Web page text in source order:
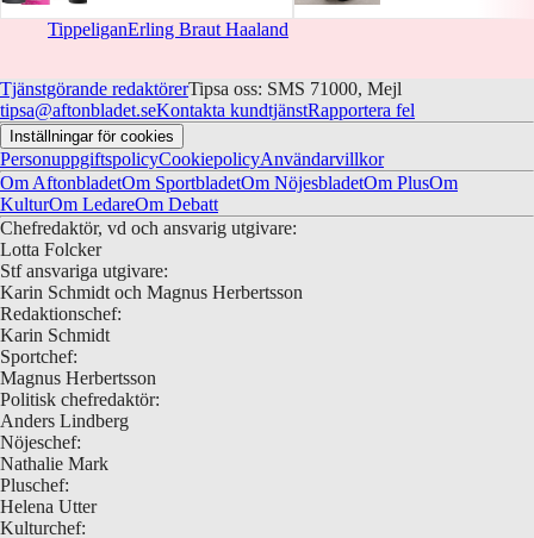
TippeliganErling Braut Haaland
Tjänstgörande redaktörerTipsa oss: SMS 71000, Mejl
tipsa@aftonbladet.seKontakta kundtjänstRapportera fel
Inställningar för cookies
PersonuppgiftspolicyCookiepolicyAnvändarvillkor
Om AftonbladetOm SportbladetOm NöjesbladetOm PlusOm
KulturOm LedareOm Debatt
Chefredaktör, vd och ansvarig utgivare:
Lotta Folcker
Stf ansvariga utgivare:
Karin Schmidt och Magnus Herbertsson
Redaktionschef:
Karin Schmidt
Sportchef:
Magnus Herbertsson
Politisk chefredaktör:
Anders Lindberg
Nöjeschef:
Nathalie Mark
Pluschef:
Helena Utter
Kulturchef: